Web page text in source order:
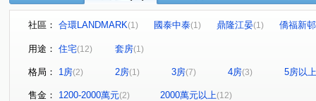
社區： 合環LANDMARK(1) 國泰中泰(1) 鼎隆江晏(1)
僑福新邨
成功國宅中央區西區
寶橋路
復興北路 中興路一段 (1) 健康路 (1)
忠
和平東路三段(1) 木柵路四段(1) 環河西路四段
用途： 住宅(12) 套房(1)
格局： 1房(2) 2房(1) 3房(7) 4房(3) 5房以上
售金： 1200-2000萬元(2) 2000萬元以上(12)